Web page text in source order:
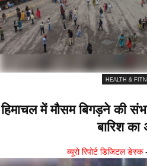
HEALTH &
हिमाचल में मौसम बिगड़ने की
बारिश का
ब्यूरो रिपोर्ट डिजिटल डेस्क -